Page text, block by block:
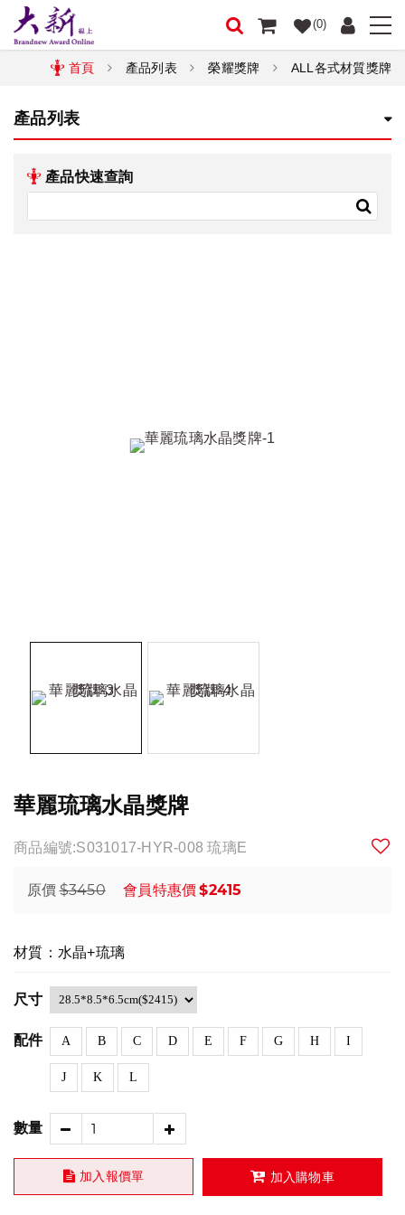
(0)
首頁 產品列表 榮耀獎牌 ALL各式材質獎牌
產品列表
產品快速查詢
華麗琉璃水晶獎牌
商品編號:S031017-HYR-008 琉璃E
原價 $3450 會員特惠價$2415
材質：水晶+琉璃
尺寸
配件 A B C D E F G H I
J K L
數量
加入報價單 加入購物車